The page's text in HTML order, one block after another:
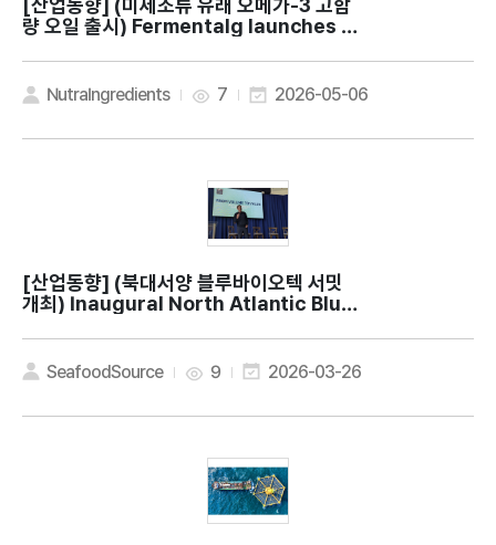
[산업동향]
량 오일 출시) Fermentalg launches hi
NutraIngredients 7 2026-05-06
[산업동향]
개최) Inaugural North Atlantic Blue
eafood industry via tech innovatio
n SeafoodSource 9 2026-03-26